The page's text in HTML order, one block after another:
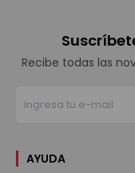
Recibe todas las
AYUDA